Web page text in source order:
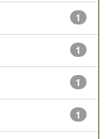
1
1
1
1